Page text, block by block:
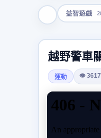
益智遊戲
越野警車
運動 👁